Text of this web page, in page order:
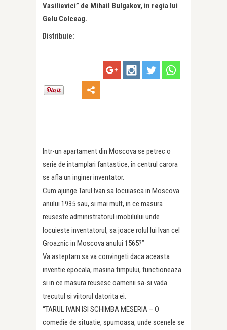
Vasilievici” de Mihail Bulgakov, in regia lui
Gelu Colceag.
Distribuie:
Intr-un apartament din Moscova se petrec o
serie de intamplari fantastice, in centrul carora
se afla un inginer inventator.
Cum ajunge Tarul Ivan sa locuiasca in Moscova
anului 1935 sau, si mai mult, in ce masura
reuseste administratorul imobilului unde
locuieste inventatorul, sa joace rolul lui Ivan cel
Groaznic in Moscova anului 1565?”
Va asteptam sa va convingeti daca aceasta
inventie epocala, masina timpului, functioneaza
si in ce masura reusesc oamenii sa-si vada
trecutul si viitorul datorita ei.
“TARUL IVAN ISI SCHIMBA MESERIA – O
comedie de situatie, spumoasa, unde scenele se